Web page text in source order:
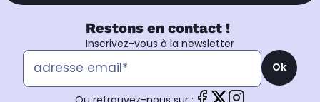
Restons en contact !
Inscrivez-vous à la newsletter
Ok